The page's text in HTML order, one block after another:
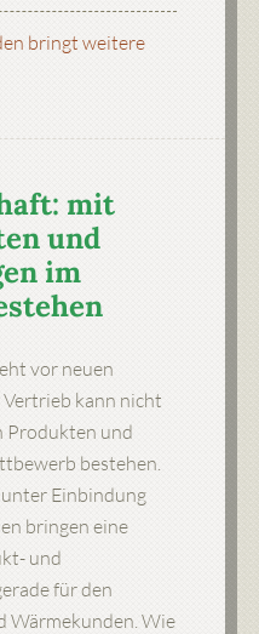
bringt weitere
mit
und
im
vor neuen
kann nicht
Produkten und
bestehen.
Einbindung
bringen eine
und
für den
Wärmekunden. Wie